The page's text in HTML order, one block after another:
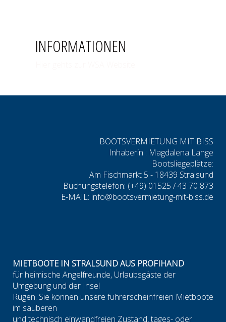
INFORMATIONEN
BOOTSVERMIETUNG MIT BISS
Inhaberin : Magdalena Lange
Bootsliegeplätze:
Am Fischmarkt 5 - 18439 Stralsund
Buchungstelefon: (+49) 01525 / 43 70 873
E-MAIL: info@bootsvermietung-mit-biss.de
MIETBOOTE IN STRALSUND AUS PROFIHAND
für heimische Angelfreunde, Urlaubsgäste der
Umgebung und der Insel
Rügen. Sie können unsere führerscheinfreien Mietboote
im sauberen
und technisch einwandfreien Zustand, tages- oder